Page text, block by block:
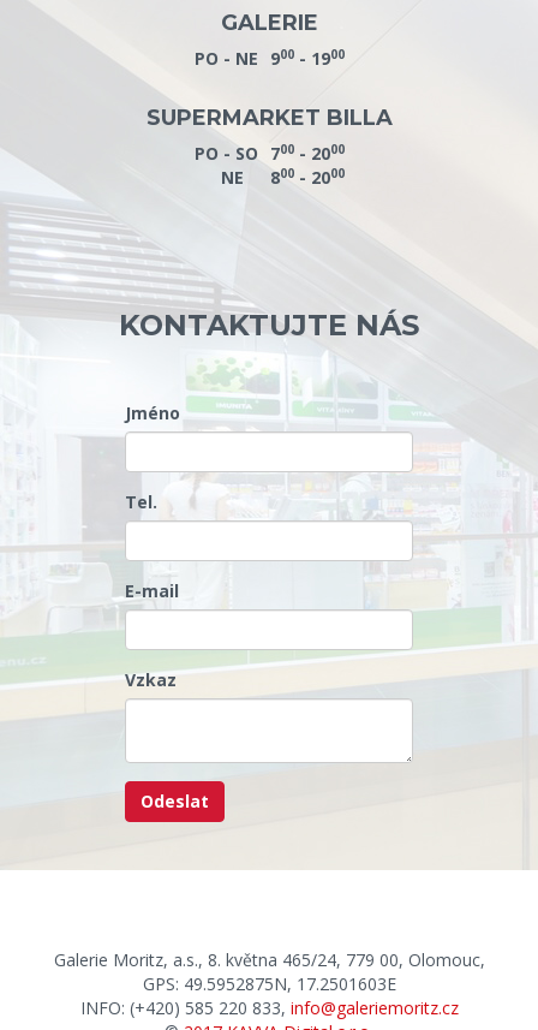
GALERIE
PO - NE 900- 1900
SUPERMARKET BILLA
PO - SO 700- 2000
NE 800- 2000
KONTAKTUJTE NÁS
Jméno
Tel.
E-mail
Vzkaz
Galerie Moritz, a.s., 8. května 465/24, 779 00, Olomouc,
GPS: 49.5952875N, 17.2501603E
INFO: (+420) 585 220 833, info@galeriemoritz.cz